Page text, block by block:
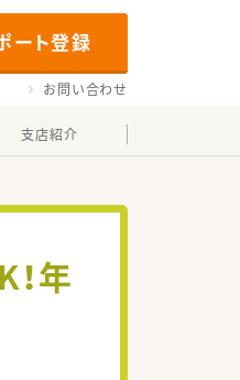
ート登録
お問い合わせ
支店紹介
年